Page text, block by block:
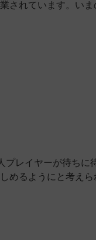
されています。い
レイヤーが待ちに
めるようにと考え